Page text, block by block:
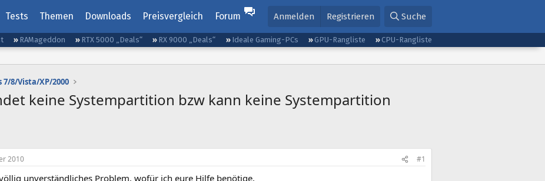
Tests Themen Downloads Preisvergleich Forum Anmelden Registrieren Suche
RAMageddon RTX 5000 „Deals“ RX 9000 „Deals“ Ideale Gaming-PCs GPU-Rangliste
CPU-Rangliste
7/8/Vista/XP/2000
keine Systempartition bzw kann keine Systempartition
2010 #1
unverständliches Problem, wofür ich eure Hilfe benötige.